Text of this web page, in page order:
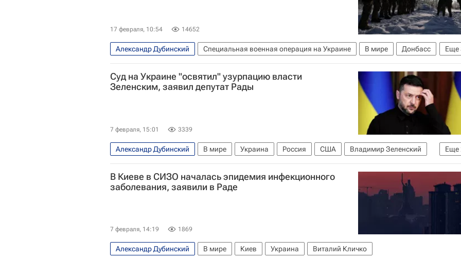
17 февраля, 10:54 14652
Еще
Александр Дубинский Специальная военная операция на Украине В мире
Донбасс
Украина
Россия Вооруженные силы Украины
Суд на Украине "освятил" узурпацию власти
Зеленским, заявил депутат Рады
7 февраля, 15:01 3339
Еще
Александр Дубинский В мире Украина Россия США
Владимир Зеленский
Дональд Трамп
Верховная Рада Украины
В Киеве в СИЗО началась эпидемия инфекционного
заболевания, заявили в Раде
7 февраля, 14:19 1869
Александр Дубинский В мире Киев Украина Виталий Кличко